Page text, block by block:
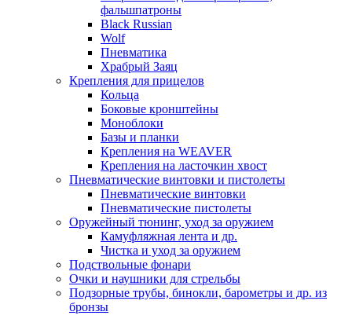
фальшпатроны
Black Russian
Wolf
Пневматика
Храбрый Заяц
Крепления для прицелов
Кольца
Боковые кронштейны
Моноблоки
Базы и планки
Крепления на WEAVER
Крепления на ласточкин хвост
Пневматические винтовки и пистолеты
Пневматические винтовки
Пневматические пистолеты
Оружейный тюнинг, уход за оружием
Камуфляжная лента и др.
Чистка и уход за оружием
Подствольные фонари
Очки и наушники для стрельбы
Подзорные трубы, бинокли, барометры и др. из
бронзы